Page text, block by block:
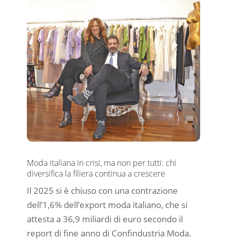
Moda italiana in crisi, ma non per tutti: chi
diversifica la filiera continua a crescere
Il 2025 si è chiuso con una contrazione
dell’1,6% dell’export moda italiano, che si
attesta a 36,9 miliardi di euro secondo il
report di fine anno di Confindustria Moda.